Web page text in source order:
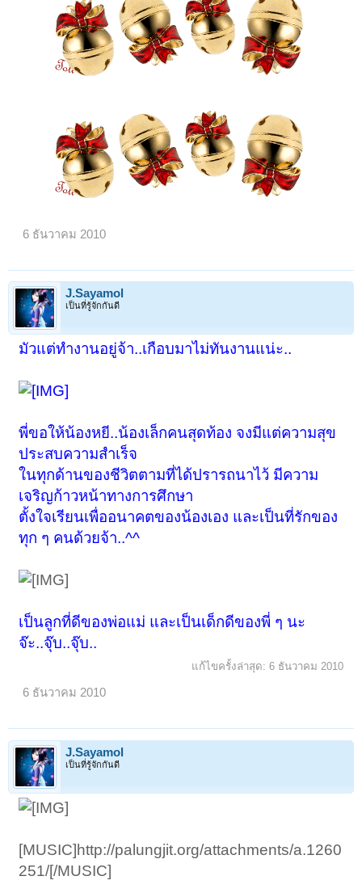
6 ธันวาคม 2010
J.Sayamol
เป็นที่รู้จักกันดี
มัวแต่ทำงานอยู่จ้า..เกือบมาไม่ทันงานแน่ะ..
พี่ขอให้น้องหยี..น้องเล็กคนสุดท้อง จงมีแต่ความสุข
ประสบความสำเร็จ
ในทุกด้านของชีวิตตามที่ได้ปรารถนาไว้ มีความ
เจริญก้าวหน้าทางการศึกษา
ตั้งใจเรียนเพื่ออนาคตของน้องเอง และเป็นที่รักของ
ทุก ๆ คนด้วยจ้า..^^
เป็นลูกที่ดีของพ่อแม่ และเป็นเด็กดีของพี่ ๆ นะ
จ๊ะ..จุ๊บ..จุ๊บ..
แก้ไขครั้งล่าสุด: 6 ธันวาคม 2010
6 ธันวาคม 2010
J.Sayamol
เป็นที่รู้จักกันดี
[MUSIC]http://palungjit.org/attachments/a.1260
251/[/MUSIC]